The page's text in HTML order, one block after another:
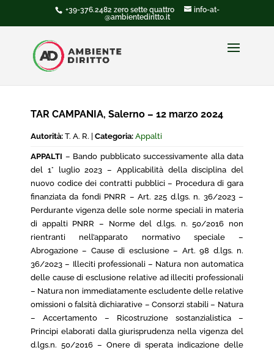
+39-376.2482 zero sette quattro
info-at-
@ambientediritto.it
TAR CAMPANIA, Salerno – 12 marzo 2024
Autorità: T. A. R. | Categoria: Appalti
APPALTI – Bando pubblicato successivamente alla data
del 1° luglio 2023 – Applicabilità della disciplina del
nuovo codice dei contratti pubblici – Procedura di gara
finanziata da fondi PNRR – Art. 225 d.lgs. n. 36/2023 –
Perdurante vigenza delle sole norme speciali in materia
di appalti PNRR – Norme del d.lgs. n. 50/2016 non
rientranti nell’apparato normativo speciale –
Abrogazione – Cause di esclusione – Art. 98 d.lgs. n.
36/2023 – Illeciti professionali – Natura non automatica
delle cause di esclusione relative ad illeciti professionali
– Natura non immediatamente escludente delle relative
omissioni o falsità dichiarative – Consorzi stabili – Natura
– Accertamento – Ricostruzione sostanzialistica –
Principi elaborati dalla giurisprudenza nella vigenza del
d.lgs.n. 50/2016 – Onere di sperata indicazione delle